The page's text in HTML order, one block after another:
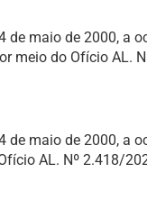
maio de 2000,
meio do Ofício AL.
maio de 2000,
AL. Nº 2.418/